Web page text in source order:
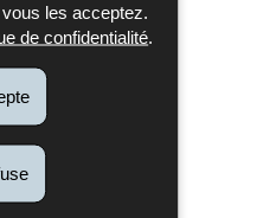
les acceptez.
de confidentialité